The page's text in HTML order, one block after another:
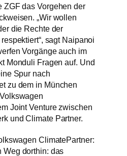
ZGF das Vorgehen der
„Wir wollen
die Rechte der
sagt Naipanoi
Vorgänge auch im
Monduli Fragen auf. Und
Spur nach
zu dem in München
Joint Venture zwischen
und Climate Partner.
ClimatePartner:
Weg dorthin: das